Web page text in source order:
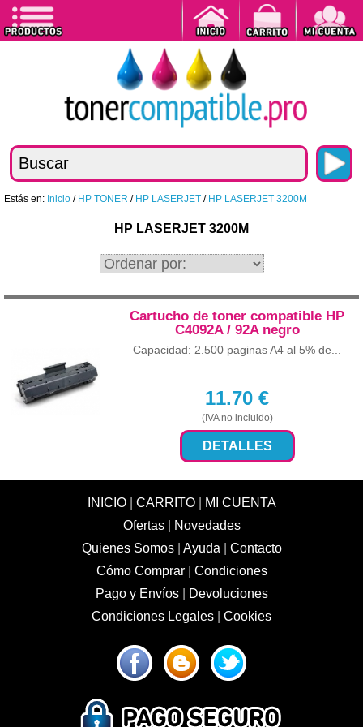
Estás en: Inicio / HP TONER / HP LASERJET / HP LASERJET 3200M
HP LASERJET 3200M
Cartucho de toner compatible HP
C4092A / 92A negro
Capacidad: 2.500 paginas A4 al 5% de...
11.70 €
(IVA no incluido)
DETALLES
INICIO| CARRITO|
MI CUENTA
Ofertas|
Novedades
Quienes Somos| Ayuda
Contacto
Cómo Comprar| Condiciones
Pago y Envíos|
Devoluciones
Condiciones Legales
Cookies